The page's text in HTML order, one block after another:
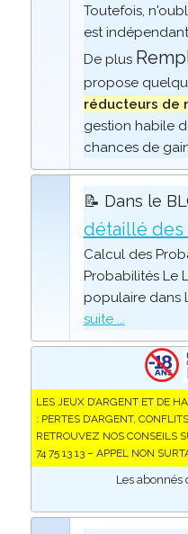
Toutefois,
est
De plus
propose
réducteurs de
gestion habile
chances de
📝 Dans le
détaillé des
Calcul des
Probabilités Le
populaire dans
suite ...
LES JEUX D’ARGENT ET DE
: PERTES D’ARGENT,
RETROUVEZ NOS CONSEILS
74 75 13 13 – APPEL NON
Les abonnés